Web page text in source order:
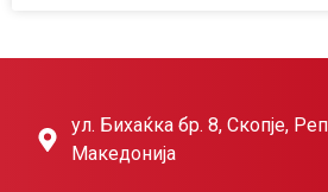
ул. Бихаќка бр. 8, Скопје,
Македонија